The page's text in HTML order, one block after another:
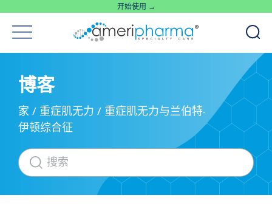
开始使用 →
博客
家 / 重症肌无力 / 重症肌无力与兰伯特·
伊顿综合征